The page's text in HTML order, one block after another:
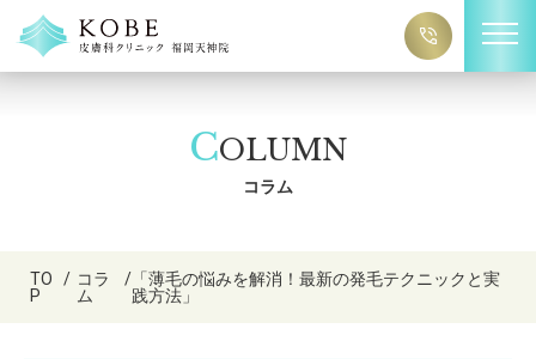
COLUMN
コラム
TO
P
/ コラ
ム
/ 「薄毛の悩みを解消！最新の発毛テクニックと実
践方法」